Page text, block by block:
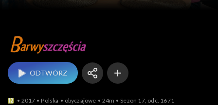
ODTWÓRZ
2017 Polska obyczajowe 24m Sezon 17, odc. 1671